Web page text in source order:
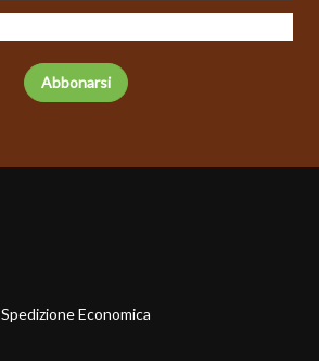
Spedizione Economica